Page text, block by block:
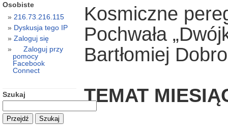
Kosmiczne
Pochwała
Bartłomiej
TEMAT
Osobiste
216.73.216.115
Dyskusja tego IP
Zaloguj się
Zaloguj przy
pomocy
Facebook
Connect
Szukaj